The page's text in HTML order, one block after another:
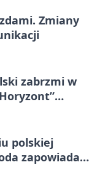
Zmiany
zabrzmi w
polskiej
zapowiada